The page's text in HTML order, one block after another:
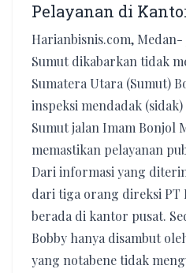
Pelayanan di
Harianbisnis.com,
Sumut dikabarkan tidak
Sumatera Utara (Sumut)
inspeksi mendadak
Sumut jalan Imam Bonjol
memastikan pelayanan
Dari informasi yang
dari tiga orang direksi PT
berada di kantor pusat.
Bobby hanya disambut
yang notabene tidak